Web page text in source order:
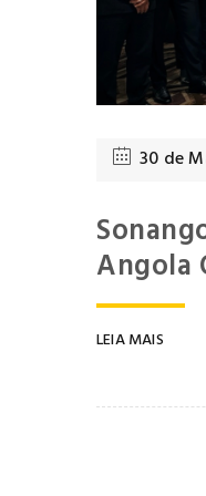
30 de
Angola
LEIA MAIS